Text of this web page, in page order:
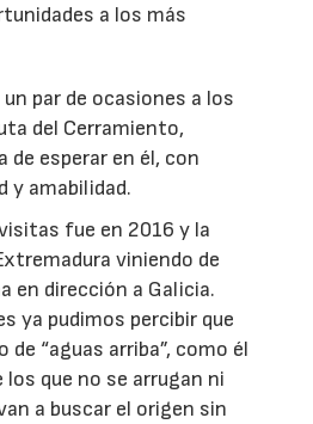
a los más
par de ocasiones a los
del Cerramiento,
de esperar en él, con
y amabilidad.
fue en 2016 y la
viniendo de
en dirección a Galicia.
ya pudimos percibir que
de “aguas arriba”, como él
los que no se arrugan ni
a buscar el origen sin